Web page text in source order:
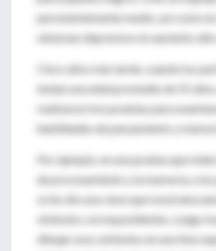
persistentemente medio, así como
síntomas depresivos en aumento alto
Cinco años más tarde, cuando los
tenían una edad promedio de 55
realizaron tres pruebas para
habilidades de pensamiento y
Por ejemplo, en una prueba que
de procesamiento y la memoria, a
se les dio una clave que mostraba
símbolos correspondientes. Luego
dibujar esos símbolos en una lista